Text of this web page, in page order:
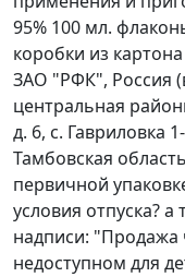
95% 100 мл.
коробки из
ЗАО "РФК", Россия
центральная
д. 6, с. Гавриловка
Тамбовская
первичной
условия отпуска?
надписи: "Продажа
недоступном для